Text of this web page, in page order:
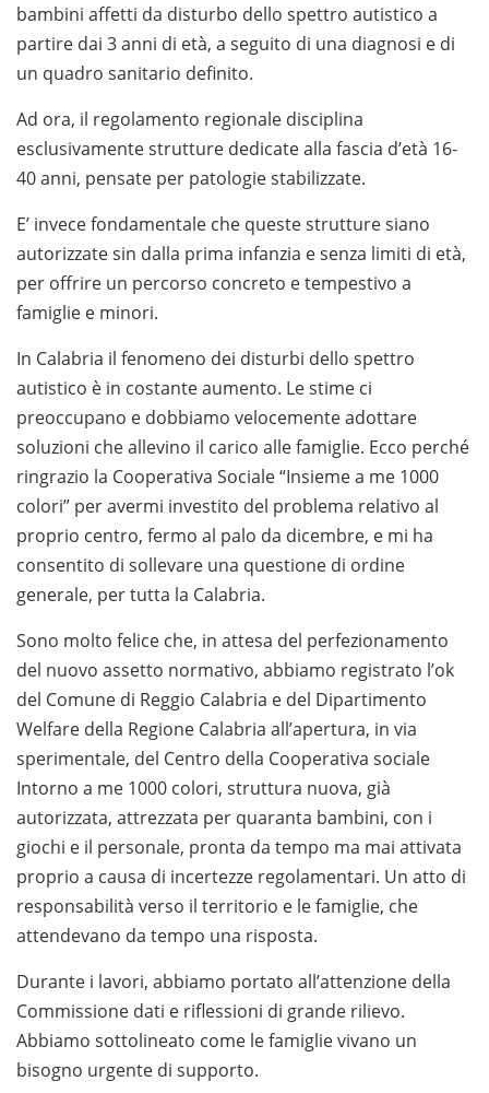
bambini affetti da disturbo dello spettro autistico a
partire dai 3 anni di età, a seguito di una diagnosi e di
un quadro sanitario definito.
Ad ora, il regolamento regionale disciplina
esclusivamente strutture dedicate alla fascia d’età 16-
40 anni, pensate per patologie stabilizzate.
E’ invece fondamentale che queste strutture siano
autorizzate sin dalla prima infanzia e senza limiti di età,
per offrire un percorso concreto e tempestivo a
famiglie e minori.
In Calabria il fenomeno dei disturbi dello spettro
autistico è in costante aumento. Le stime ci
preoccupano e dobbiamo velocemente adottare
soluzioni che allevino il carico alle famiglie. Ecco perché
ringrazio la Cooperativa Sociale “Insieme a me 1000
colori” per avermi investito del problema relativo al
proprio centro, fermo al palo da dicembre, e mi ha
consentito di sollevare una questione di ordine
generale, per tutta la Calabria.
Sono molto felice che, in attesa del perfezionamento
del nuovo assetto normativo, abbiamo registrato l’ok
del Comune di Reggio Calabria e del Dipartimento
Welfare della Regione Calabria all’apertura, in via
sperimentale, del Centro della Cooperativa sociale
Intorno a me 1000 colori, struttura nuova, già
autorizzata, attrezzata per quaranta bambini, con i
giochi e il personale, pronta da tempo ma mai attivata
proprio a causa di incertezze regolamentari. Un atto di
responsabilità verso il territorio e le famiglie, che
attendevano da tempo una risposta.
Durante i lavori, abbiamo portato all’attenzione della
Commissione dati e riflessioni di grande rilievo.
Abbiamo sottolineato come le famiglie vivano un
bisogno urgente di supporto.